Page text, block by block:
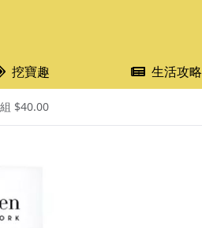
挖寶趣 生活攻略
$40.00